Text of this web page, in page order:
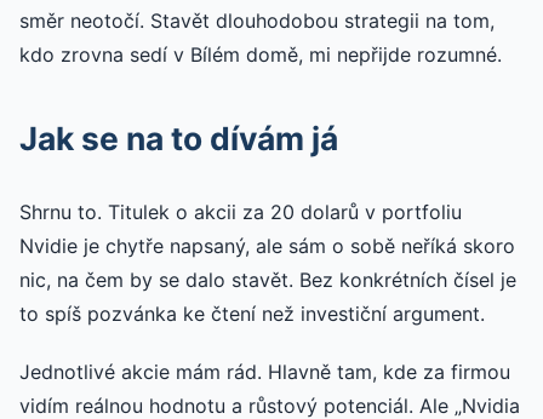
směr neotočí. Stavět dlouhodobou strategii na tom,
kdo zrovna sedí v Bílém domě, mi nepřijde rozumné.
Jak se na to dívám já
Shrnu to. Titulek o akcii za 20 dolarů v portfoliu
Nvidie je chytře napsaný, ale sám o sobě neříká skoro
nic, na čem by se dalo stavět. Bez konkrétních čísel je
to spíš pozvánka ke čtení než investiční argument.
Jednotlivé akcie mám rád. Hlavně tam, kde za firmou
vidím reálnou hodnotu a růstový potenciál. Ale „Nvidia